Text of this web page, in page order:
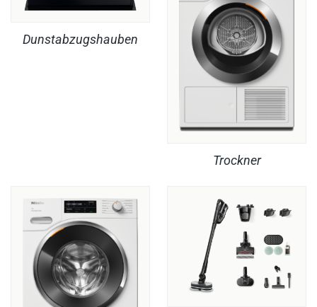
Dunstabzugshauben
Trockner